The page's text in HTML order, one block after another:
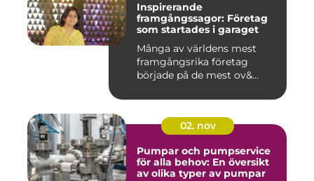
Inspirerande
framgångssagor: Företag
som startades i garaget
Många av världens mest
framgångsrika företag
började på de mest ov&...
02. nov
Pumpar och pumpservice
för alla behov: En översikt
av olika typer av pumpar